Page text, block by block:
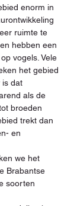
enorm in
ruimte te
hebben een
vogels. Vele
het gebied
is dat
als de
broeden
trekt dan
en
we het
Brabantse
soorten